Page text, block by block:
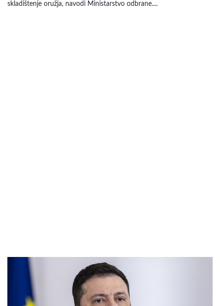
skladištenje oružja, navodi Ministarstvo odbrane....